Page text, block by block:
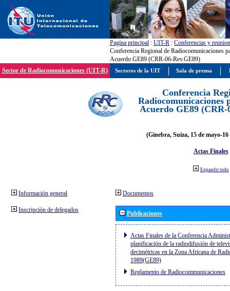
Pagína principal : UIT-R : Conferencias y
Conferencia Regional de Radiocomunicaciones
Acuerdo GE89 (CRR-06-Rev.GE89)
Sector de Radiocomunicaciones (UIT-R)
Conferencia
Radiocomunicaciones
Acuerdo GE89 (CRR-
(Ginebra, Suiza, 15 de mayo-
Actas Finales
Expandir todo
Información general
Inscripción de delegados
Documentos
Publicaciones
Actas Finales de la Conferencia
planificación de la radiodifusión de
decimétricas en la Zona Africana de
1989(GE89)
Reglamento de Radiocommunicaciones
Sectores de la UIT Sala de prensa